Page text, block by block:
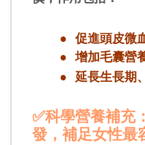
● 促進頭皮微
● 增加毛囊營
● 延長生長期
✅科學營養補充
發，補足女性最